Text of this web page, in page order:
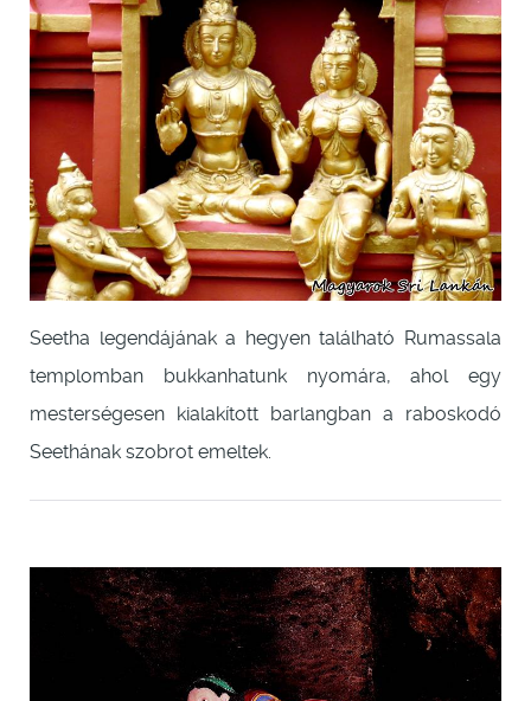
Seetha legendájának a hegyen található Rumassala
templomban bukkanhatunk nyomára, ahol egy
mesterségesen kialakított barlangban a raboskodó
Seethának szobrot emeltek.